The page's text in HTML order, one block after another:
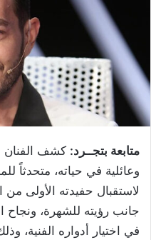
متابعة بتجــرد: كشف الفنان
وعائلية في حياته، متحدثاً
لاستقبال حفيدته الأولى من
جانب رؤيته للشهرة، ونجاح
في اختيار أدواره الفنية،